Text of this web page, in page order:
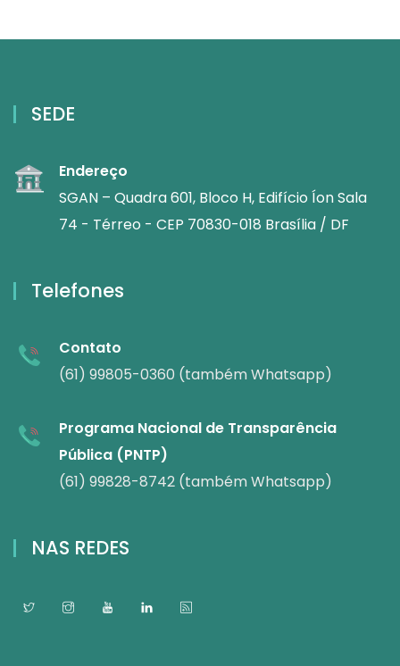
SEDE
Endereço
SGAN – Quadra 601, Bloco H, Edifício Íon Sala
74 - Térreo - CEP 70830-018 Brasília / DF
Telefones
Contato
(61) 99805-0360 (também Whatsapp)
Programa Nacional de Transparência
Pública (PNTP)
(61) 99828-8742 (também Whatsapp)
NAS REDES